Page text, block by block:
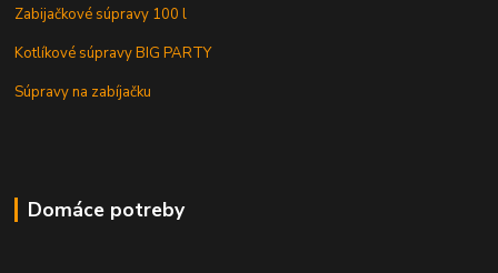
Zabijačkové súpravy 100 l
Kotlíkové súpravy BIG PARTY
Súpravy na zabíjačku
Domáce potreby